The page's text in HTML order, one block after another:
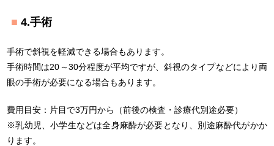
4.手術
手術で斜視を軽減できる場合もあります。
手術時間は20～30分程度が平均ですが、斜視のタイプなどにより両
眼の手術が必要になる場合もあります。
費用目安：片目で3万円から（前後の検査・診療代別途必要）
※乳幼児、小学生などは全身麻酔が必要となり、別途麻酔代がかか
ります。